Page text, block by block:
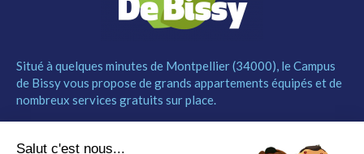
Situé à quelques minutes de Montpellier (34000), le Campus
de Bissy vous propose de grands appartements équipés et de
nombreux services gratuits sur place.
Salut c'est nous...